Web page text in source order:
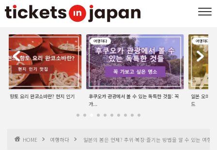
완코소바란? 현지 인기
여행하다
후쿠오카 관광에서 볼 수 있는 독특한 것들: 꼭
일본 오미쿠지란? 종류·뽑
HOME 여행하다 일본의 봄은 언제? 추위·복장·즐기는 방법을 알 수 있는 여행